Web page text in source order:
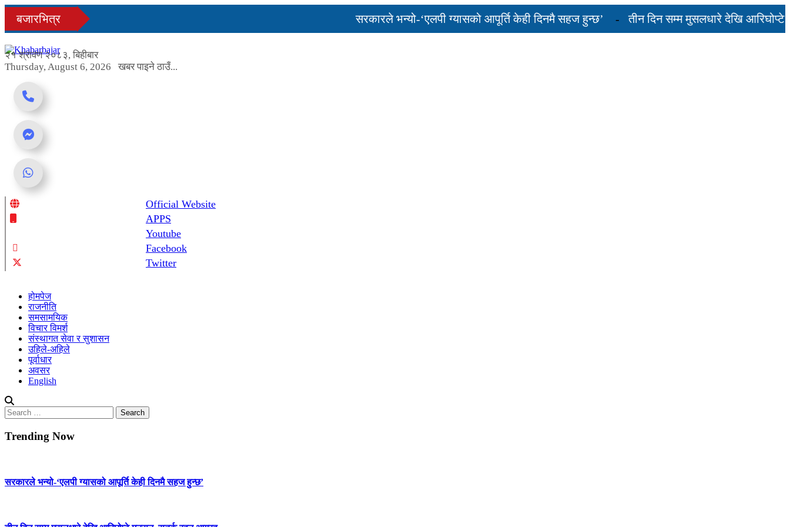
Skip
content
बजारभित्र सरकारले भन्यो-‘एलपी ग्यासको आपूर्ति केही दिनमै सहज हुन्छ’
तीन दिन सम्म मुसलधारे देखि आरिघोप्टे
२१ श्रावण २०८३, बिहीबार
Thursday, August 6, 2026
खबर पाइने ठाउँ...
Online News Portal
Official Website
APPS
Youtube
Facebook
Twitter
होमपेज
राजनीति
समसामयिक
विचार विमर्श
संस्थागत सेवा र सुशासन
उहिले-अहिले
पूर्वाधार
अवसर
English
Search
for:
Trending Now
सरकारले भन्यो-‘एलपी ग्यासको आपूर्ति केही दिनमै सहज हुन्छ’